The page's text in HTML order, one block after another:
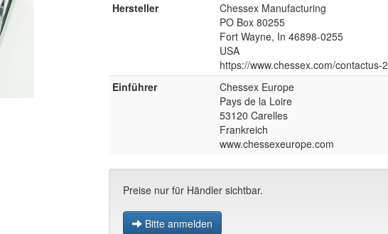
Hersteller
Chessex Manufacturing
PO Box 80255
Fort Wayne, In 46898-0255
USA
https://www.chessex.com/contactus-2
Einführer
Chessex Europe
Pays de la Loire
53120 Carelles
Frankreich
www.chessexeurope.com
Preise nur für Händler sichtbar.
Bitte anmelden